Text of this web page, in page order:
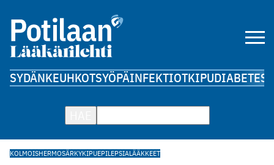
SYDÄNKEUHKOTSYÖPÄINFEKTIOTKIPUDIABETES
KOLMOISHERMOSÄRKYKIPUEPILEPSIALÄÄKKEET